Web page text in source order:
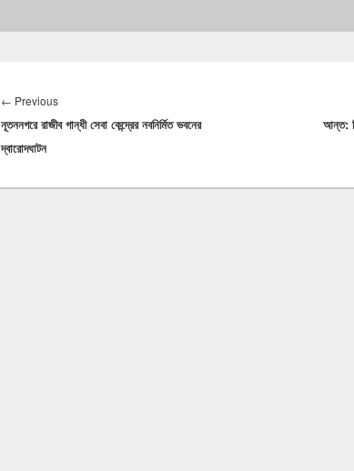
navigation
← Previous
post:
নূতননগরে রাজীব গান্ধী সেবা কেন্দ্রের নবনির্মিত ভবনের
দ্বারোদঘাটন
আন্ত: